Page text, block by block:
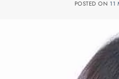
POSTED ON 11